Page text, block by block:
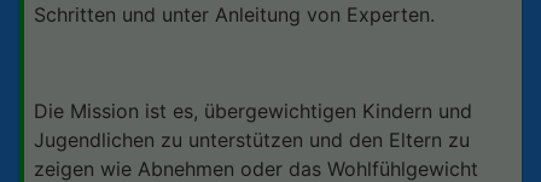
Schritten und unter Anleitung von Experten.
Die Mission ist es, übergewichtigen Kindern und
Jugendlichen zu unterstützen und den Eltern zu
zeigen wie Abnehmen oder das Wohlfühlgewicht